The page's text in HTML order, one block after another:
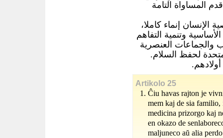
المساواة التامة
إنماء كاملا،
وتنمية التفاهم
والجماعات العنصرية
لحفظ السلام.
Artikolo 25
Ĉiu havas rajton je
mem kaj de sia
medicina prizorgo kaj
en okazo de
maljuneco aŭ alia